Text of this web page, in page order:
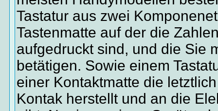
Tastatur aus zwei
Tastenmatte auf der die
aufgedruckt sind, und die Sie
betätigen. Sowie einem
einer Kontaktmatte die
Kontak herstellt und an die